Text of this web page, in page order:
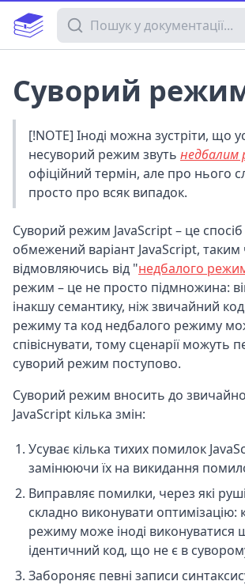
Пошук у документації
Суворий
[!NOTE] Іноді можна зустріти, що
несуворий режим звуть
офіційний термін, але про нього
просто про всяк випадок.
Суворий режим JavaScript – це спосіб
обмежений варіант JavaScript,
відмовляючись від "недбалого
режим – це не просто підмножина:
інакшу семантику, ніж звичайний
режиму та код недбалого режиму
співіснувати, тому сценарії можуть
суворий режим поступово.
Суворий режим вносить до
JavaScript кілька змін:
Усуває кілька тихих помилок
замінюючи їх на викидання
Виправляє помилки, через які
складно виконувати оптимізацію:
режиму може іноді виконуватися
ідентичний код, що не є в
Забороняє певні записи